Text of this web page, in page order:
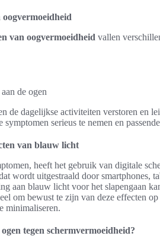
van oogvermoeidheid vallen
de ogen
de dagelijkse activiteiten verstoren en
serieus te nemen en
van blauw licht
heeft het gebruik van digitale
wordt uitgestraald door smartphones,
aan blauw licht voor het slapengaan
om bewust te zijn van deze effecten
minimaliseren.
tegen schermvermoeidheid?